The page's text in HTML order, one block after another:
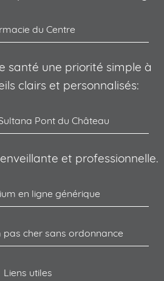
du Centre
santé une priorité simple à
clairs et personnalisés:
Pont du Château
et professionnelle.
en ligne générique
pas cher sans ordonnance
Liens utiles